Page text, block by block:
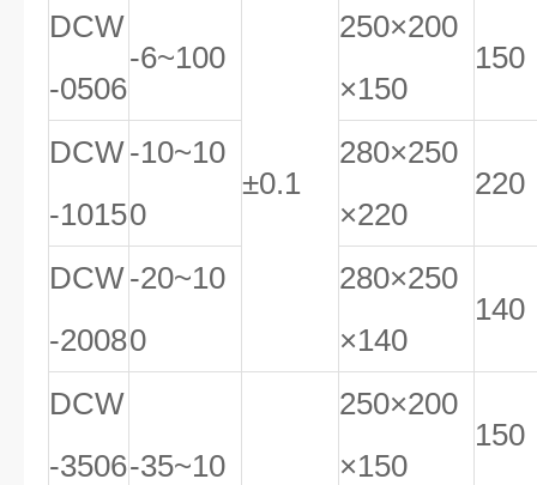
DCW
-0506
-6~100
±0.1
250×200
×150
150
DCW
-1015
-10~10
0
280×250
×220
220
DCW
-2008
-20~10
0
280×250
×140
140
DCW
-3506-35~10
250×200
×150
150